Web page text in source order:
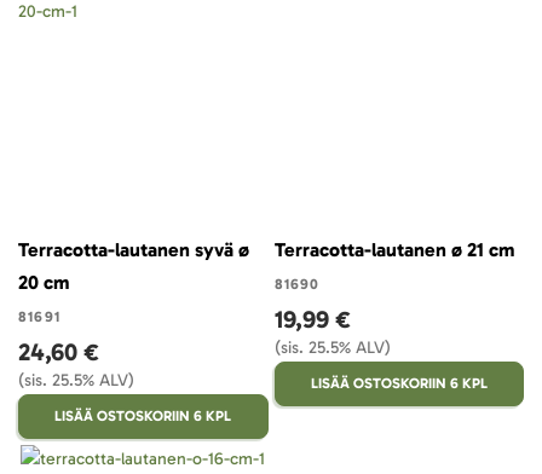
Terracotta-lautanen syvä ø
20 cm
81691
24,60 €
(sis. 25.5% ALV)
LISÄÄ OSTOSKORIIN 6 KPL
Terracotta-lautanen ø 21 cm
81690
19,99 €
(sis. 25.5% ALV)
LISÄÄ OSTOSKORIIN 6 KPL